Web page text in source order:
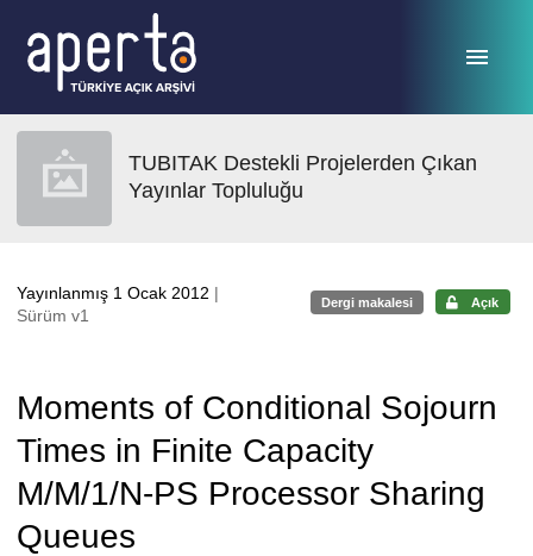
TUBITAK Destekli Projelerden Çıkan
Yayınlar Topluluğu
Yayınlanmış 1 Ocak 2012 |
Sürüm v1
Dergi makalesi Açık
Moments of Conditional Sojourn
Times in Finite Capacity
M/M/1/N-PS Processor Sharing
Queues